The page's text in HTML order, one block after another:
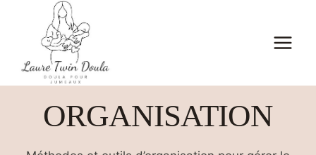
contenu
ORGANISATION